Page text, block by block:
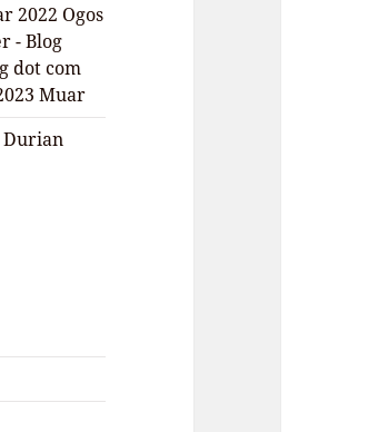
2022 Ogos
- Blog
dot com
Muar